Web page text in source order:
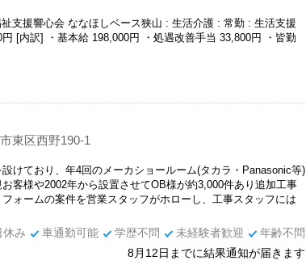
支援響心会 ななほしベース狭山 : 生活介護 : 常勤 : 生活支援
[内訳] ・基本給 198,000円 ・処遇改善手当 33,800円 ・皆勤
東区西野190-1
けており、年4回のメーカショールーム(タカラ・Panasonic等)
客様や2002年から設置させてOB様が約3,000件あり追加工事
ォームの案件を営業スタッフがホローし、工事スタッフには
休み 車通勤可能 学歴不問 未経験者歓迎
年齢不問
8月12日までに結果通知が届きます